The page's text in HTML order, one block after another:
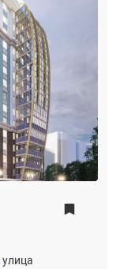
улица